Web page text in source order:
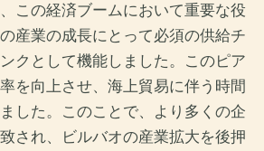
この経済ブームにおいて重要な役
産業の成長にとって必須の供給チ
クとして機能しました。このピア
を向上させ、海上貿易に伴う時間
した。このことで、より多くの企
され、ビルバオの産業拡大を後押